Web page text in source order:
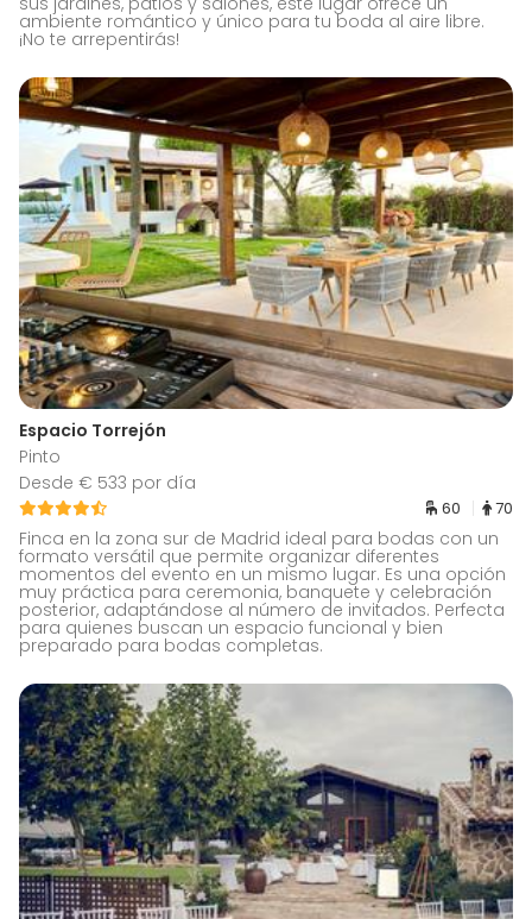
ambiente romántico y único para tu boda al aire libre.
¡No te arrepentirás!
Espacio Torrejón
Pinto
Desde € 533 por día
60 70
Finca en la zona sur de Madrid ideal para bodas con un
formato versátil que permite organizar diferentes
momentos del evento en un mismo lugar. Es una opción
muy práctica para ceremonia, banquete y celebración
posterior, adaptándose al número de invitados. Perfecta
para quienes buscan un espacio funcional y bien
preparado para bodas completas.